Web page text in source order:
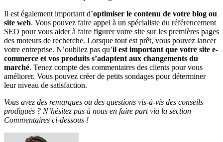
Il est également important d’optimiser le contenu de votre blog ou
site web. Vous pouvez faire appel à un spécialiste du référencement
SEO pour vous aider à faire figurer votre site sur les premières pages
des moteurs de recherche. Lorsque tout est prêt, vous pouvez lancer
votre entreprise. N’oubliez pas qu’il est important que votre site e-
commerce et vos produits s’adaptent aux changements du
marché. Tenez compte des commentaires des clients pour vous
améliorer. Vous pouvez créer de petits sondages pour déterminer
leur niveau de satisfaction.
Vous avez des remarques ou des questions vis-à-vis des conseils
prodigués ? N’hésitez pas à nous en faire part via la section
Commentaires ci-dessous !